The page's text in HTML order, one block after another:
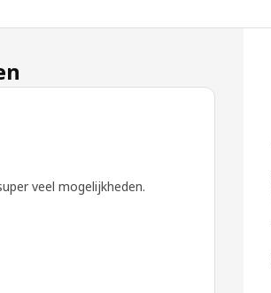
veel mogelijkheden.